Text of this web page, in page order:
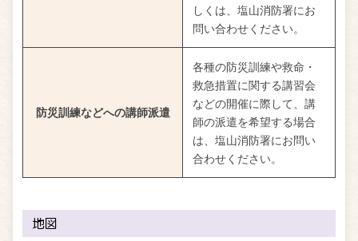
しくは、塩山消防署にお
問い合わせください。
防災訓練などへの講師派遣
各種の防災訓練や救命・
救急措置に関する講習会
などの開催に際して、講
師の派遣を希望する場合
は、塩山消防署にお問い
合わせください。
地図